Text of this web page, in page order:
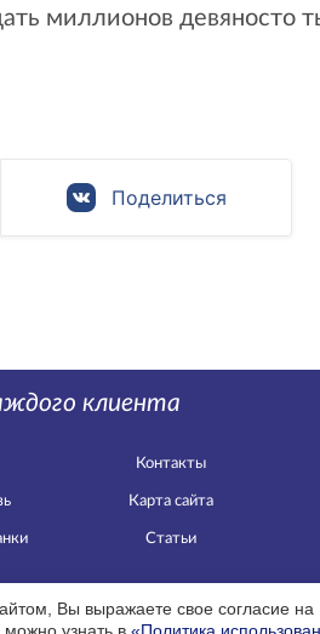
миллионов девяносто
Поделиться
клиента
Контакты
Карта сайта
Статьи
Вы выражаете свое согласие на